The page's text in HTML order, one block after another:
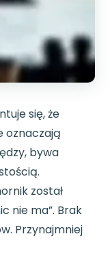
się, że
oznaczają
bywa
został
nie ma”. Brak
Przynajmniej